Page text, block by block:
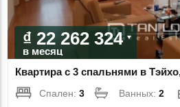
₫ 22 262 324
в месяц
Квартира с 3 спальнями в
Спален:3 Ванных:2